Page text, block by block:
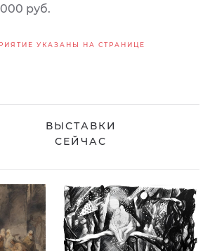
руб.
УКАЗАНЫ НА СТРАНИЦЕ
ВЫСТАВКИ
СЕЙЧАС